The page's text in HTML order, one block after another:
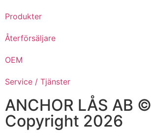
Produkter
Återförsäljare
OEM
Service / Tjänster
ANCHOR LÅS AB ©
Copyright 2026